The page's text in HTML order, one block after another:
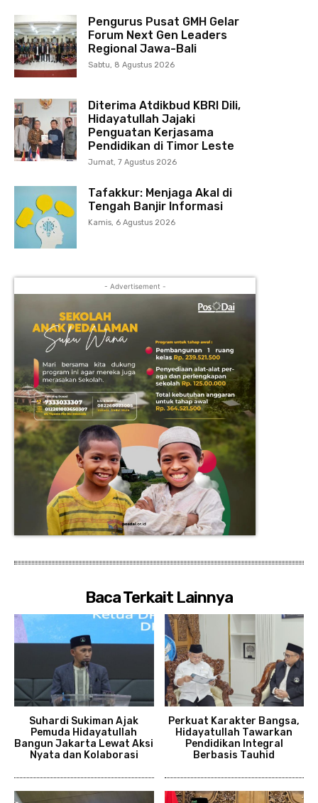
Pengurus Pusat GMH Gelar
Forum Next Gen Leaders
Regional Jawa-Bali
Sabtu, 8 Agustus 2026
Diterima Atdikbud KBRI Dili,
Hidayatullah Jajaki
Penguatan Kerjasama
Pendidikan di Timor Leste
Jumat, 7 Agustus 2026
Tafakkur: Menjaga Akal di
Tengah Banjir Informasi
Kamis, 6 Agustus 2026
- Advertisement -
Baca Terkait Lainnya
Suhardi Sukiman Ajak
Pemuda Hidayatullah
Bangun Jakarta Lewat Aksi
Nyata dan Kolaborasi
Perkuat Karakter Bangsa,
Hidayatullah Tawarkan
Pendidikan Integral
Berbasis Tauhid